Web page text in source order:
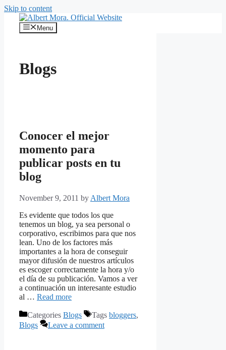
Skip to content
Menu
Blogs
Conocer el mejor
momento para
publicar posts en tu
blog
November 9, 2011 by Albert Mora
Es evidente que todos los que
tenemos un blog, ya sea personal o
corporativo, escribimos para que nos
lean. Uno de los factores más
importantes a la hora de conseguir
mayor difusión de nuestros artículos
es escoger correctamente la hora y/o
el día de su publicación. Vamos a ver
a continuación un interesante estudio
al … Read more
Categories Blogs Tags bloggers,
Blogs
Leave a comment